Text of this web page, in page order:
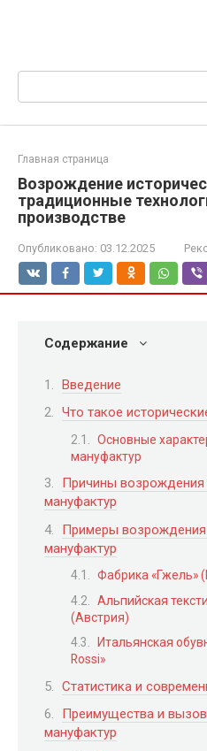
Поиск:
Главная страница
Возрождение
традиционные
производстве
Опубликовано: 03.12.2025
Содержание
Введение
Что такое
Основные
мануфактур
Причины возрождения
мануфактур
Примеры возрождения
мануфактур
Фабрика «Гжель»
Альпийская
(Австрия)
Итальянская
Rossi»
Статистика и
Преимущества и
мануфактур